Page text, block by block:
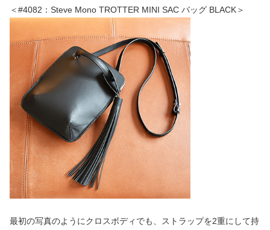
＜#4082：Steve Mono TROTTER MINI SAC バッグ BLACK＞
最初の写真のようにクロスボディでも、ストラップを2重にして持